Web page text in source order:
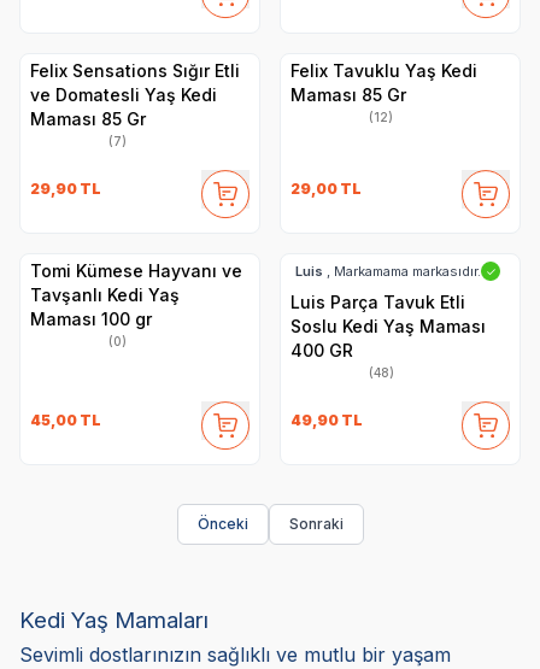
Felix Sensations Sığır Etli
ve Domatesli Yaş Kedi
Maması 85 Gr
(7)
29,90 TL
Felix Tavuklu Yaş Kedi
Maması 85 Gr
(12)
29,00 TL
Tomi Kümese Hayvanı ve
Tavşanlı Kedi Yaş
Maması 100 gr
(0)
45,00 TL
Luis , Markamama markasıdır. ✓
Luis Parça Tavuk Etli
Soslu Kedi Yaş Maması
400 GR
(48)
49,90 TL
Önceki Sonraki
Kedi Yaş Mamaları
Sevimli dostlarınızın sağlıklı ve mutlu bir yaşam